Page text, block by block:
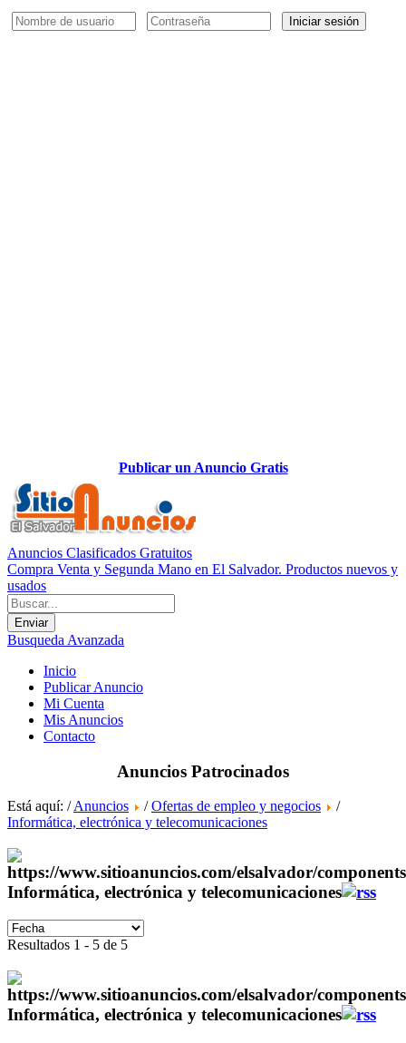
Iniciar sesión
Publicar un Anuncio Gratis
Anuncios Clasificados Gratuitos
Compra Venta y Segunda Mano en El Salvador. Productos nuevos y
usados
Busqueda Avanzada
Inicio
Publicar Anuncio
Mi Cuenta
Mis Anuncios
Contacto
Anuncios Patrocinados
Está aquí: /Anuncios /Ofertas de empleo y negocios
/
Informática, electrónica y telecomunicaciones
Informática, electrónica y telecomunicaciones
Resultados 1 - 5 de 5
Informática, electrónica y telecomunicaciones